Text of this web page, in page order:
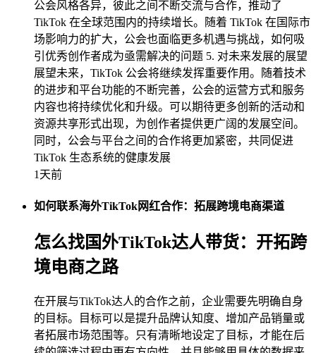
公会风格各异，彼此之间不断交流与合作，推动了
TikTok 在全球范围内的持续增长。随着 TikTok 在国际市
场影响力的扩大，公会也面临更多机遇与挑战，如何吸
引优秀创作者成为亟需解决的问题 5. 对未来发展的展望
展望未来，TikTok 公会将继续发挥重要作用。随着技术
的进步和平台功能的不断完善，公会的运营方式和服务
内容也将持续优化和升级。可以期待更多创新的活动和
资源共享形式出现，为创作者提供更广阔的发展空间。
同时，公会与平台之间的合作将更加紧密，共同促进
TikTok 生态系统的健康发展
1天前
如何联系海外TikTok网红合作：拓展跨境电商渠道
怎么找国外TikTok达人带货：开拓跨
境电商之路
在开展与TikTok达人的合作之前，企业需要先明确自身
的目标。目标可以是提升品牌认知度、增加产品销量或
者拓展市场范围等。只有清晰地设定了目标，才能在后